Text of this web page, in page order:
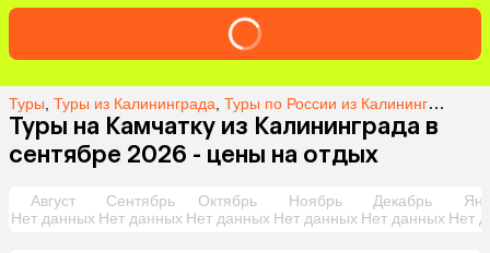
Туры Туры из Калининграда Туры по России из Калининграда
Туры на Камчатку из Калининграда в
сентябре 2026 - цены на отдых
Август
Нет данных
Сентябрь
Нет данных
Октябрь
Нет данных
Ноябрь
Нет данных
Декабрь
Нет данных Нет